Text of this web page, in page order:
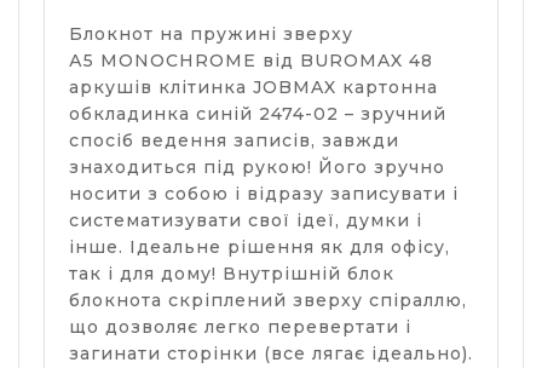
Блокнот на пружині зверху
А5 MONOCHROME від BUROMAX 48
аркушів клітинка JOBMAX картонна
обкладинка синій 2474-02 – зручний
спосіб ведення записів, завжди
знаходиться під рукою! Його зручно
носити з собою і відразу записувати і
систематизувати свої ідеї, думки і
інше. Ідеальне рішення як для офісу,
так і для дому! Внутрішній блок
блокнота скріплений зверху спіраллю,
що дозволяє легко перевертати і
загинати сторінки (все лягає ідеально).